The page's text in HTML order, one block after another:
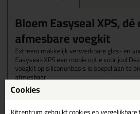
Bloem Easyseal XPS,
afmesbare voegkit
Extreem makkelijk verwerkbare glas- en
Easyseal-XPS een mooie optie voor jou!
voegkit op siliconenbasis is soepel aan te
afmesbaar.
Wanneer gebruik je de
Cookies